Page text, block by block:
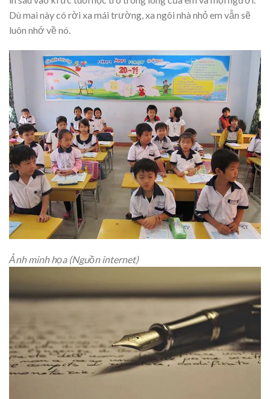
Dù mai này có rời xa mái trường, xa ngôi nhà nhỏ em vẫn sẽ
luôn nhớ về nó.
Ảnh minh họa (Nguồn internet)